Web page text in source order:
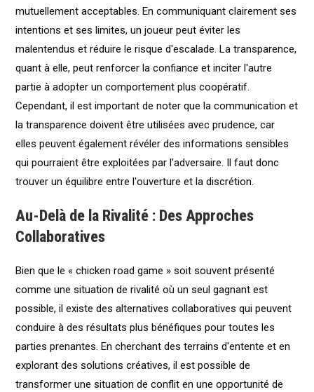
mutuellement acceptables. En communiquant clairement ses
intentions et ses limites, un joueur peut éviter les
malentendus et réduire le risque d'escalade. La transparence,
quant à elle, peut renforcer la confiance et inciter l'autre
partie à adopter un comportement plus coopératif.
Cependant, il est important de noter que la communication et
la transparence doivent être utilisées avec prudence, car
elles peuvent également révéler des informations sensibles
qui pourraient être exploitées par l'adversaire. Il faut donc
trouver un équilibre entre l'ouverture et la discrétion.
Au-Delà de la Rivalité : Des Approches
Collaboratives
Bien que le « chicken road game » soit souvent présenté
comme une situation de rivalité où un seul gagnant est
possible, il existe des alternatives collaboratives qui peuvent
conduire à des résultats plus bénéfiques pour toutes les
parties prenantes. En cherchant des terrains d'entente et en
explorant des solutions créatives, il est possible de
transformer une situation de conflit en une opportunité de